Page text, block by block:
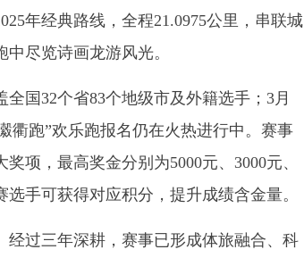
年经典路线，全程21.0975公里，串联城
尽览诗画龙游风光。
32个省83个地级市及外籍选手；3月
衢跑”欢乐跑报名仍在火热进行中。赛事
项，最高奖金分别为5000元、3000元、
手可获得对应积分，提升成绩含金量。
过三年深耕，赛事已形成体旅融合、科